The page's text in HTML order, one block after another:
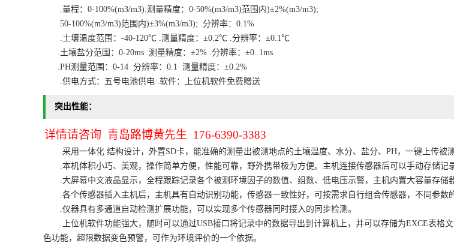
.量程：0-100%(m3/m3).测量精度：0-50%(m3/m3)范围内)±2%(m3/m3);
50-100%(m3/m3)范围内)±3%(m3/m3); .分辨率：0.1%
.土壤温度范围：-40-120℃ .测量精度：±0.2℃ .分辨率：±0.1℃
.土壤盐分范围：0-20ms .测量精度：±2% .分辨率：±0..1ms
.PH测量范围：0-14 分辨率：0.1 测量精度：±0.2%
.供电方式：五号电池供电 .软件：上位机软件免费赠送
突出性能：
详情请咨询 青岛路博黄先生 176-6390-3383
.采用一体化 结构设计，外置SD卡，能准确的测量出被测地点的土壤温度、水分、盐分、PH，一键上传被
.本机体积小巧、美观，操作简单方便，性能可靠，野外携带极为方便。主机连接传感器后可以手动存储记
.大屏幕中文液晶显示，全程跟踪记录各个被测环境因子的数值、组数、低电压示警，主机内置大容量存储
.各个传感器插入主机后，主机具有自动识别功能，传感器一致性好，可按需求自行组合传感器，不同参数
.仪器具有多通道自动检测扩展功能，可以实现多个传感器同时接入的同步检测。
.上位机软件功能强大，随时可以通过USB接口将记录中的数据导出到计算机上，并可以存储为EXCE表格
色功能，超限数据变色预警，可作为环境评价的一个依据。